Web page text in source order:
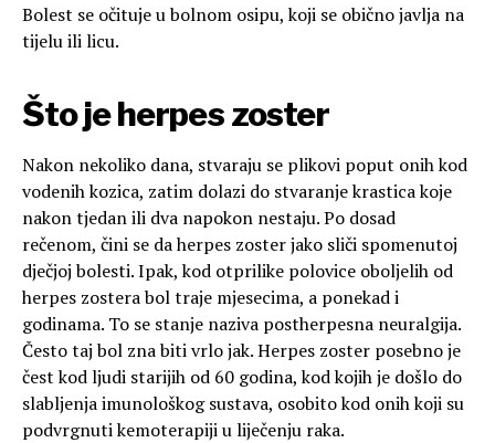
Bolest se očituje u bolnom osipu, koji se obično javlja na
tijelu ili licu.
Što je herpes zoster
Nakon nekoliko dana, stvaraju se plikovi poput onih kod
vodenih kozica, zatim dolazi do stvaranje krastica koje
nakon tjedan ili dva napokon nestaju. Po dosad
rečenom, čini se da herpes zoster jako sliči spomenutoj
dječjoj bolesti. Ipak, kod otprilike polovice oboljelih od
herpes zostera bol traje mjesecima, a ponekad i
godinama. To se stanje naziva postherpesna neuralgija.
Često taj bol zna biti vrlo jak. Herpes zoster posebno je
čest kod ljudi starijih od 60 godina, kod kojih je došlo do
slabljenja imunološkog sustava, osobito kod onih koji su
podvrgnuti kemoterapiji u liječenju raka.